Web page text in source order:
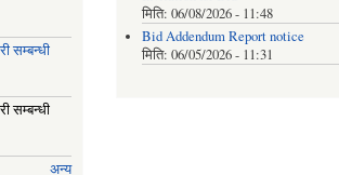
सम्बन्धी
सम्बन्धी
अन्य
मिति: 06/08/2026 - 11:48
Bid Addendum Report notice
मिति: 06/05/2026 - 11:31